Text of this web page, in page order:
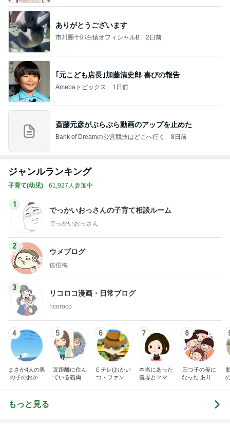
ありがとうございます
市川團十郎白猿オフィシャルB 2日前
｢元こども店長｣加藤清史郎 喜びの報告
Amebaトピックス 1日前
斎藤元彦がぶらぶら動画のアップを止めた
Bank of Dreamの公営競技はどこへ行く 8日前
ジャンルランキング
子育て(幼児) 61,927人参加中
1
でっかいおっさんの子育て相談ルーム
でっかいおっさん
2
ウメブログ
佐伯梅
3
リコロコ漫画・日常ブログ
ricoroco
4
まさか4人の男
の子のおかあ
5
近距離に住ん
でいる義両親
6
Ｅテレ(おかい
つ・ファンタ
7
本当にあった
義母とママ友
8
三つ子の母に
なった ありつ
もっと見る